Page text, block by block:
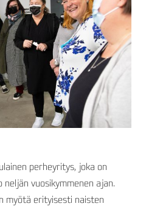
perheyritys, joka on
vuosikymmenen ajan.
myötä erityisesti naisten